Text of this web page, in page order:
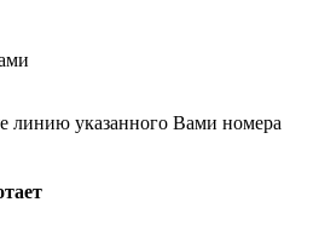
линию указанного Вами номера